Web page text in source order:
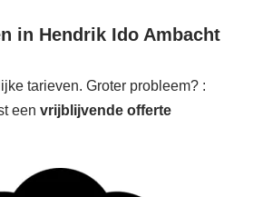
in Hendrik Ido Ambacht
tarieven. Groter probleem? :
een vrijblijvende offerte